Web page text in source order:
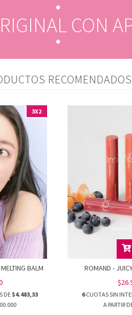
CON
RECOMENDADOS
3X2
BALM
DE $4.483,33
ROMAND -
6CUOTAS SIN